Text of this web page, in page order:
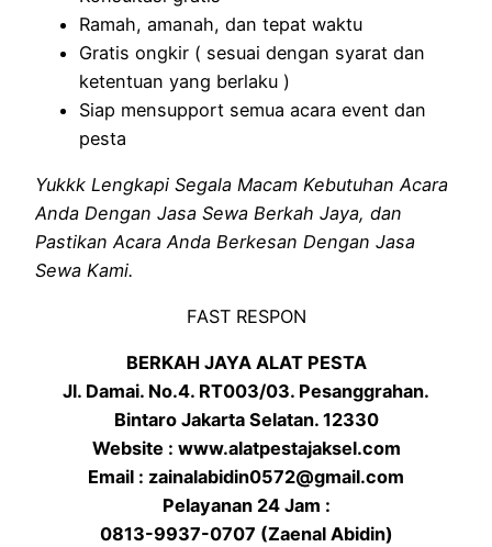
Ramah, amanah, dan tepat waktu
Gratis ongkir ( sesuai dengan syarat dan
ketentuan yang berlaku )
Siap mensupport semua acara event dan
pesta
Yukkk Lengkapi Segala Macam Kebutuhan Acara
Anda Dengan Jasa Sewa Berkah Jaya, dan
Pastikan Acara Anda Berkesan Dengan Jasa
Sewa Kami.
FAST RESPON
BERKAH JAYA ALAT PESTA
Jl. Damai. No.4. RT003/03. Pesanggrahan.
Bintaro Jakarta Selatan. 12330
Website : www.alatpestajaksel.com
Email : zainalabidin0572@gmail.com
Pelayanan 24 Jam :
0813-9937-0707 (Zaenal Abidin)